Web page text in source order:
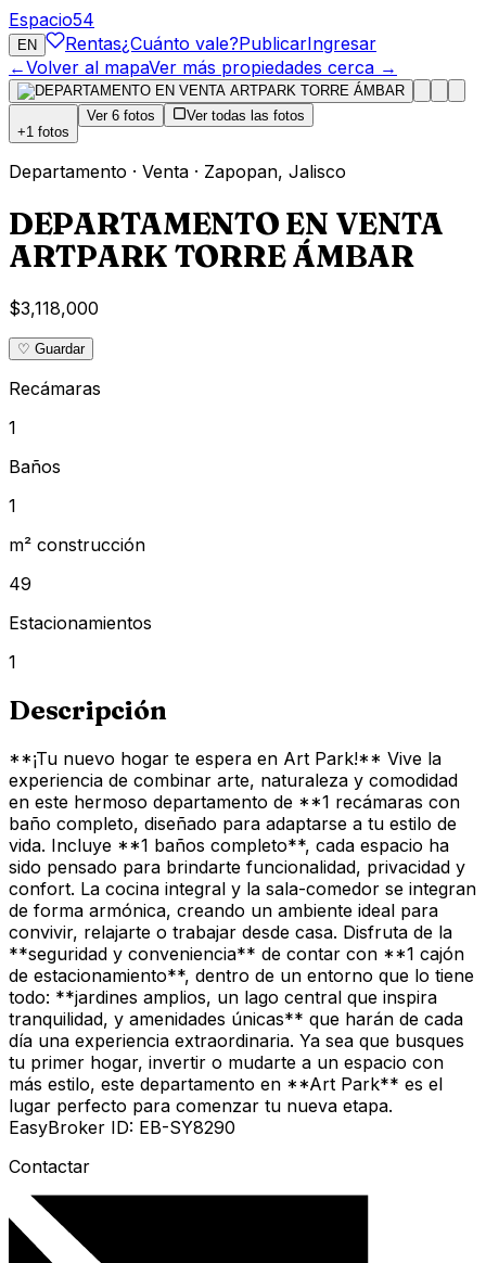
Espacio54
EN Rentas¿Cuánto vale?PublicarIngresar
←Volver al mapaVer más propiedades cerca →
+1 fotos
Ver 6 fotos Ver todas las fotos
Departamento · Venta · Zapopan, Jalisco
DEPARTAMENTO EN VENTA
ARTPARK TORRE ÁMBAR
$3,118,000
♡ Guardar
Recámaras
1
Baños
1
m² construcción
49
Estacionamientos
1
Descripción
**¡Tu nuevo hogar te espera en Art Park!** Vive la
experiencia de combinar arte, naturaleza y comodidad
en este hermoso departamento de **1 recámaras con
baño completo, diseñado para adaptarse a tu estilo de
vida. Incluye **1 baños completo**, cada espacio ha
sido pensado para brindarte funcionalidad, privacidad y
confort. La cocina integral y la sala-comedor se integran
de forma armónica, creando un ambiente ideal para
convivir, relajarte o trabajar desde casa. Disfruta de la
**seguridad y conveniencia** de contar con **1 cajón
de estacionamiento**, dentro de un entorno que lo tiene
todo: **jardines amplios, un lago central que inspira
tranquilidad, y amenidades únicas** que harán de cada
día una experiencia extraordinaria. Ya sea que busques
tu primer hogar, invertir o mudarte a un espacio con
más estilo, este departamento en **Art Park** es el
lugar perfecto para comenzar tu nueva etapa.
EasyBroker ID: EB-SY8290
Contactar